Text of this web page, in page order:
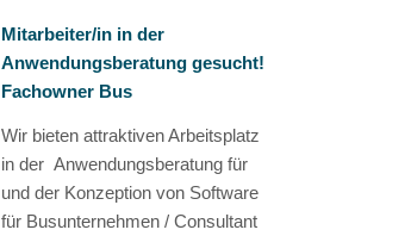
Mitarbeiter/in in der
Anwendungsberatung gesucht!
Fachowner Bus
Wir bieten attraktiven Arbeitsplatz
in der Anwendungsberatung für
und der Konzeption von Software
für Busunternehmen / Consultant